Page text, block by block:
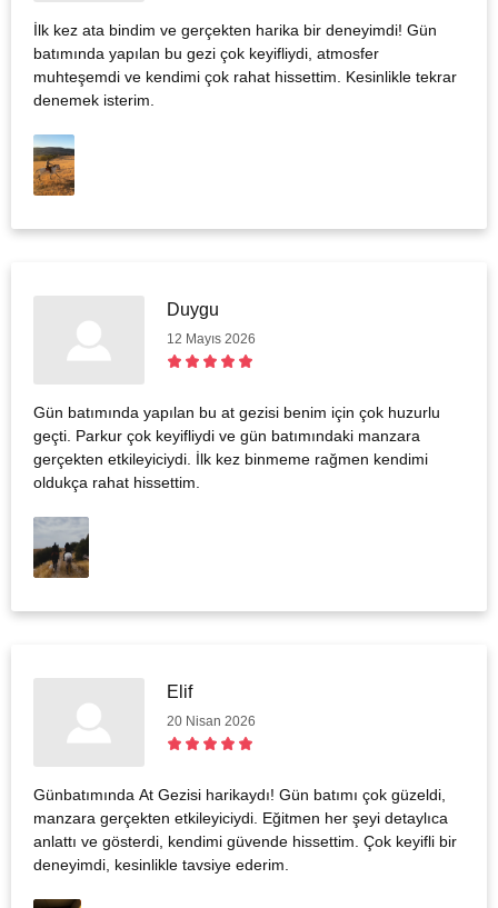
İlk kez ata bindim ve gerçekten harika bir deneyimdi! Gün
batımında yapılan bu gezi çok keyifliydi, atmosfer
muhteşemdi ve kendimi çok rahat hissettim. Kesinlikle tekrar
denemek isterim.
Duygu
12 Mayıs 2026
Gün batımında yapılan bu at gezisi benim için çok huzurlu
geçti. Parkur çok keyifliydi ve gün batımındaki manzara
gerçekten etkileyiciydi. İlk kez binmeme rağmen kendimi
oldukça rahat hissettim.
Elif
20 Nisan 2026
Günbatımında At Gezisi harikaydı! Gün batımı çok güzeldi,
manzara gerçekten etkileyiciydi. Eğitmen her şeyi detaylıca
anlattı ve gösterdi, kendimi güvende hissettim. Çok keyifli bir
deneyimdi, kesinlikle tavsiye ederim.